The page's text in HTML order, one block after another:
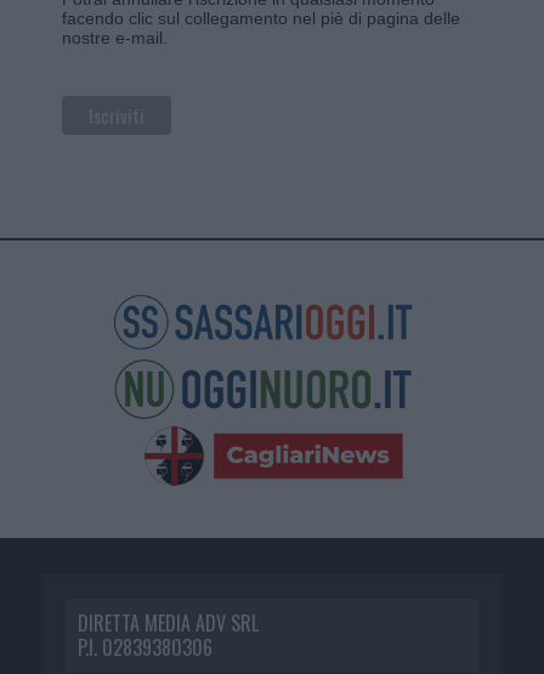
facendo clic sul collegamento nel piè di pagina delle
nostre e-mail.
DIRETTA MEDIA ADV SRL
P.I. 02839380306